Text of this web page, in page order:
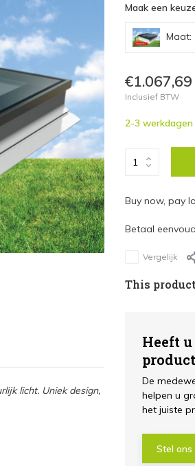
licht. Uniek design,
Maak een
Maat:
Maat:
Maat:
Maat:
Maat:
Maat:
€1.067,69
Inclusief BTW
2-3 werkdagen
Buy now, pay
Betaal
Vergelijk
This
Heeft
De
helpen u
het juiste
Stel